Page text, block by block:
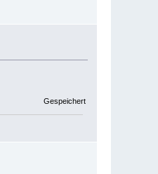
Gespeichert